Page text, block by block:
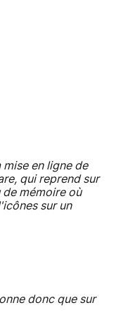
mise en ligne de
qui reprend sur
mémoire où
sur un
donc que sur